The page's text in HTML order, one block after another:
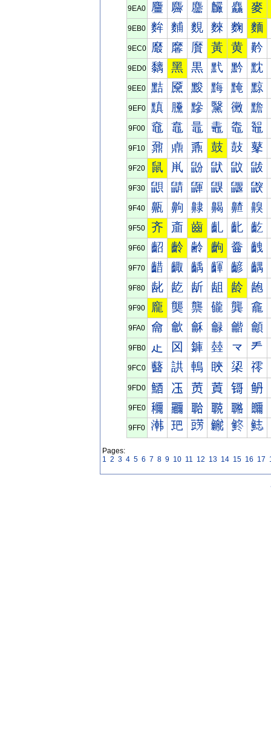
9EA0 麠 麡 麢 麣 麤 麥
9EB0 麰 麱 麲 麳 麴 麵
9EC0 黀 黁 黂 黃 黄 黅
9ED0 黐 黑 黒 黓 黔 黕
9EE0 黠 黡 黢 黣 黤 黥
9EF0 黰 黱 黲 黳 黴 黵
9F00 鼀 鼁 鼂 鼃 鼄 鼅
9F10 鼐 鼑 鼒 鼓 鼔 鼕
9F20 鼠 鼡 鼢 鼣 鼤 鼥
9F30 鼰 鼱 鼲 鼳 鼴 鼵
9F40 齀 齁 齂 齃 齄 齅
9F50 齐 齑 齒 齓 齔 齕
9F60 齠 齡 齢 齣 齤 齥
9F70 齰 齱 齲 齳 齴 齵
9F80 龀 龁 龂 龃 龄 龅
9F90 龐 龑 龒 龓 龔 龕
9FA0 龠 龡 龢 龣 龤 龥
9FB0 龰 龱 龲 龳 龴 龵
9FC0 鿀 鿁 鿂 鿃 鿄 鿅
9FD0 鿐 鿑 鿒 鿓 鿔 鿕
9FE0 鿠 鿡 鿢 鿣 鿤 鿥
9FF0 鿰 鿱 鿲 鿳 鿴 鿵
Pages:
1 2 3 4 5 6 7 8 9 10 11 12 13 14 15 16 17